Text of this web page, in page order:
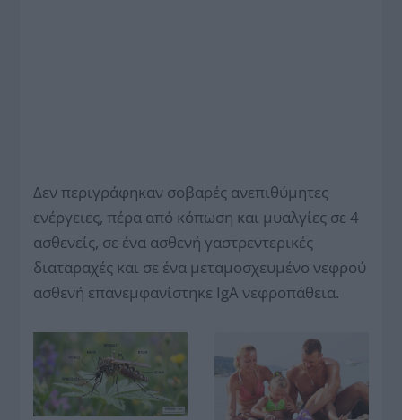
Δεν περιγράφηκαν σοβαρές ανεπιθύμητες
ενέργειες, πέρα από κόπωση και μυαλγίες σε 4
ασθενείς, σε ένα ασθενή γαστρεντερικές
διαταραχές και σε ένα μεταμοσχευμένο νεφρού
ασθενή επανεμφανίστηκε IgA νεφροπάθεια.